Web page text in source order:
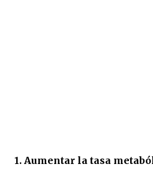
1. Aumentar la tasa